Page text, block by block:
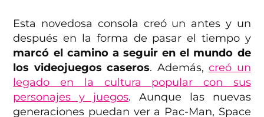
Esta novedosa consola creó un antes y un
después en la forma de pasar el tiempo y
marcó el camino a seguir en el mundo de
los videojuegos caseros. Además,creó un
legado en la cultura popular con sus
personajes y juegos. Aunque las nuevas
generaciones puedan ver a Pac-Man, Space